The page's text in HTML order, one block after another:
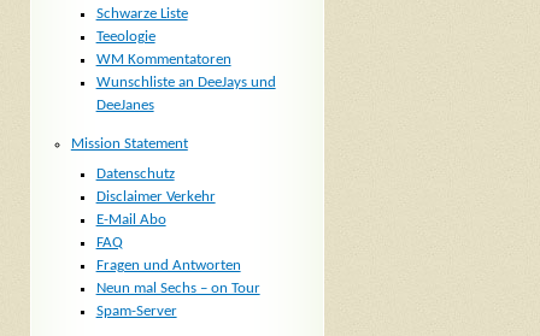
Schwarze Liste
Teeologie
WM Kommentatoren
Wunschliste an DeeJays und
DeeJanes
Mission Statement
Datenschutz
Disclaimer Verkehr
E-Mail Abo
FAQ
Fragen und Antworten
Neun mal Sechs – on Tour
Spam-Server